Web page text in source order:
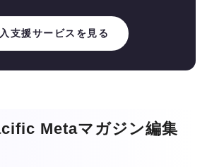
支援サービスを見る
Metaマガジン編集